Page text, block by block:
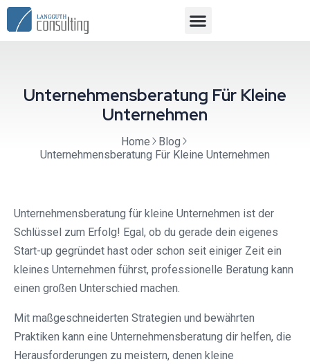
Unternehmensberatung Für Kleine
Unternehmen
Home
Blog
Unternehmensberatung Für Kleine Unternehmen
Unternehmensberatung für kleine Unternehmen ist der
Schlüssel zum Erfolg! Egal, ob du gerade dein eigenes
Start-up gegründet hast oder schon seit einiger Zeit ein
kleines Unternehmen führst, professionelle Beratung kann
einen großen Unterschied machen.
Mit maßgeschneiderten Strategien und bewährten
Praktiken kann eine Unternehmensberatung dir helfen, die
Herausforderungen zu meistern, denen kleine